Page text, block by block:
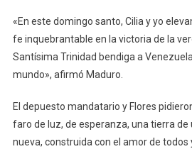
«En este domingo santo, Cilia y yo
fe inquebrantable en la victoria de la
Santísima Trinidad bendiga a
mundo», afirmó Maduro.
El depuesto mandatario y Flores
faro de luz, de esperanza, una tierra de
nueva, construida con el amor de todos